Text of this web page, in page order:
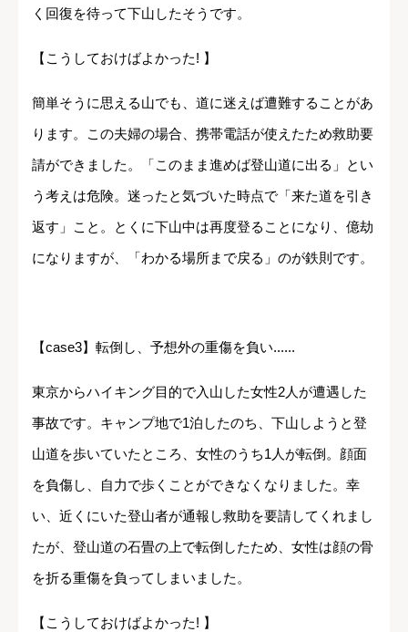
く回復を待って下山したそうです。
【こうしておけばよかった! 】
簡単そうに思える山でも、道に迷えば遭難することがあ
ります。この夫婦の場合、携帯電話が使えたため救助要
請ができました。「このまま進めば登山道に出る」とい
う考えは危険。迷ったと気づいた時点で「来た道を引き
返す」こと。とくに下山中は再度登ることになり、億劫
になりますが、「わかる場所まで戻る」のが鉄則です。
【case3】転倒し、予想外の重傷を負い......
東京からハイキング目的で入山した女性2人が遭遇した
事故です。キャンプ地で1泊したのち、下山しようと登
山道を歩いていたところ、女性のうち1人が転倒。顔面
を負傷し、自力で歩くことができなくなりました。幸
い、近くにいた登山者が通報し救助を要請してくれまし
たが、登山道の石畳の上で転倒したため、女性は顔の骨
を折る重傷を負ってしまいました。
【こうしておけばよかった! 】